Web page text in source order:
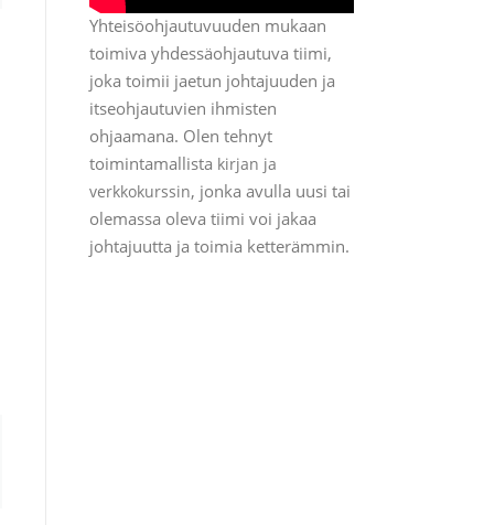
Yhteisöohjautuvuuden mukaan
toimiva yhdessäohjautuva tiimi,
joka toimii jaetun johtajuuden ja
itseohjautuvien ihmisten
ohjaamana. Olen tehnyt
toimintamallista kirjan ja
verkkokurssin, jonka avulla uusi tai
olemassa oleva tiimi voi jakaa
johtajuutta ja toimia ketterämmin.